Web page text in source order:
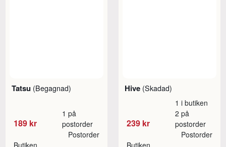
Tatsu (Begagnad)
189 kr
1 på
postorder
Postorder
Hive (Skadad)
239 kr
1 i butiken
2 på
postorder
Postorder